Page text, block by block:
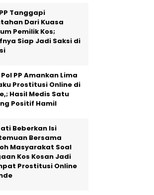
Tanggapi
Dari Kuasa
Pemilik Kos;
Siap Jadi Saksi di
PP Amankan Lima
Prostitusi Online di
Hasil Medis Satu
Positif Hamil
Beberkan Isi
Bersama
Masyarakat Soal
Kos Kosan Jadi
Prostitusi Online